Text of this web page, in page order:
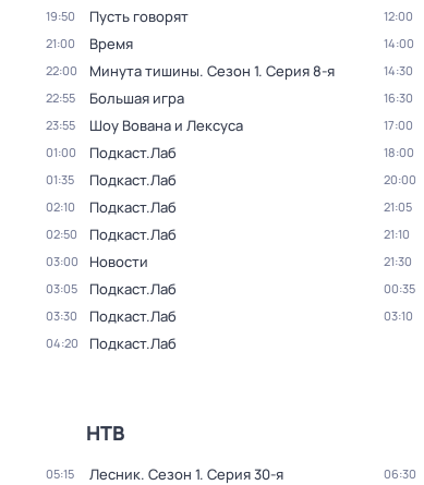
19:50 Пусть говорят
21:00 Время
22:00 Минута тишины. Сезон 1. Серия 8-я
22:55 Большая игра
23:55 Шоу Вована и Лексуса
01:00 Подкаст.Лаб
01:35 Подкаст.Лаб
02:10 Подкаст.Лаб
02:50 Подкаст.Лаб
03:00 Новости
03:05 Подкаст.Лаб
03:30 Подкаст.Лаб
04:20 Подкаст.Лаб
12:00
14:00
14:30
16:30
17:00
18:00
20:00
21:05
21:10
21:30
00:35
03:10
НТВ
05:15 Лесник. Сезон 1. Серия 30-я 06:30